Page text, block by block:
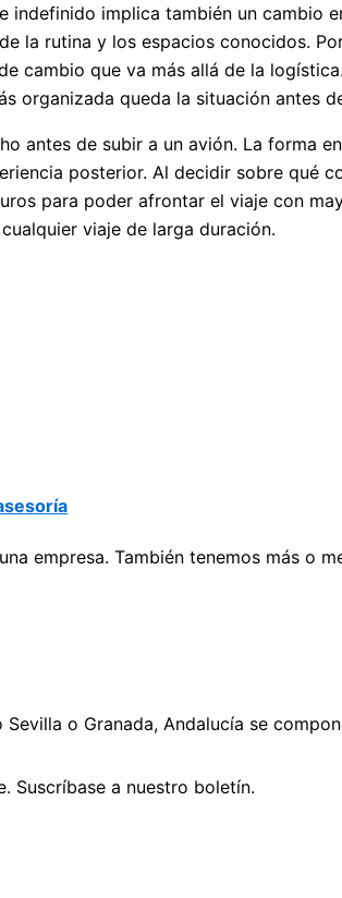
indefinido implica también un
la rutina y los espacios conocidos.
cambio que va más allá de la
organizada queda la situación antes
antes de subir a un avión. La forma
posterior. Al decidir sobre qué
para poder afrontar el viaje con
viaje de larga duración.
empresa. También tenemos más o
o Granada, Andalucía se
Suscríbase a nuestro boletín.